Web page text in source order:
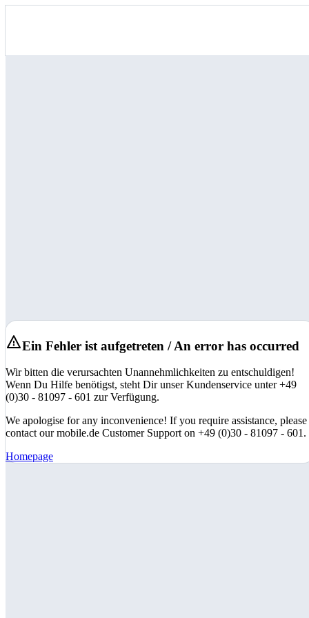
Ein Fehler ist aufgetreten / An error has occurred
Wir bitten die verursachten Unannehmlichkeiten zu entschuldigen!
Wenn Du Hilfe benötigst, steht Dir unser Kundenservice unter +49
(0)30 - 81097 - 601 zur Verfügung.
We apologise for any inconvenience! If you require assistance, please
contact our mobile.de Customer Support on +49 (0)30 - 81097 - 601.
Homepage